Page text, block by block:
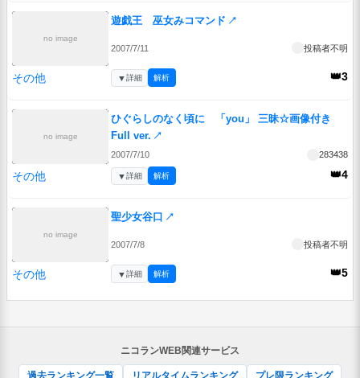
no image
遊戯王 巫女みコマンド ↗
2007/7/11 投稿者不明
その他 👑3
▼詳細 解析
no image
ひぐらしのなく頃に 「you」 三昧☆画像付き
Full ver. ↗
2007/7/10 283438
その他 👑4
▼詳細 解析
no image
聖少女谷口 ↗
2007/7/8 投稿者不明
その他 👑5
▼詳細 解析
ニコランWEB関連サービス
過去ランキング一覧 リアルタイムランキング プレ限ランキング